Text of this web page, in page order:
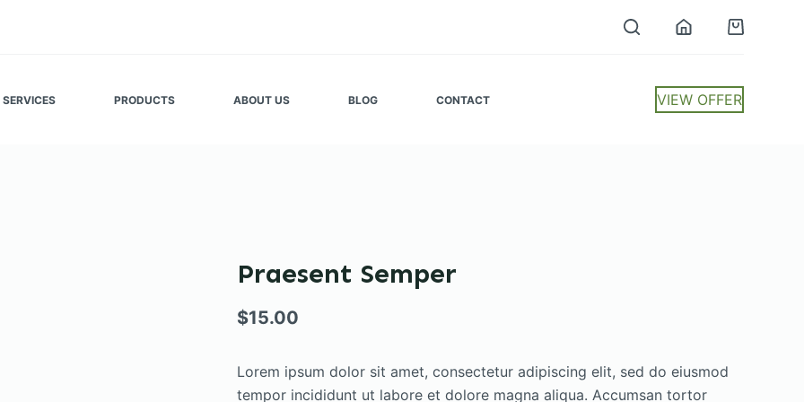
SERVICES PRODUCTS ABOUT US BLOG CONTACT VIEW OFFER
Praesent Semper
$15.00
Lorem ipsum dolor sit amet, consectetur adipiscing elit, sed do eiusmod
tempor incididunt ut labore et dolore magna aliqua. Accumsan tortor